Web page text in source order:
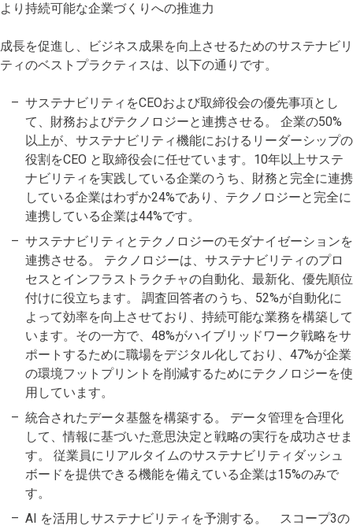
より持続可能な企業づくりへの推進力
成長を促進し、ビジネス成果を向上させるためのサステナビリ
ティのベストプラクティスは、以下の通りです。
サステナビリティをCEOおよび取締役会の優先事項とし
て、財務およびテクノロジーと連携させる。 企業の50%
以上が、サステナビリティ機能におけるリーダーシップの
役割をCEO と取締役会に任せています。10年以上サステ
ナビリティを実践している企業のうち、財務と完全に連携
している企業はわずか24%であり、テクノロジーと完全に
連携している企業は44%です。
サステナビリティとテクノロジーのモダナイゼーションを
連携させる。 テクノロジーは、サステナビリティのプロ
セスとインフラストラクチャの自動化、最新化、優先順位
付けに役立ちます。 調査回答者のうち、52%が自動化に
よって効率を向上させており、持続可能な業務を構築して
います。その一方で、48%がハイブリッドワーク戦略をサ
ポートするために職場をデジタル化しており、47%が企業
の環境フットプリントを削減するためにテクノロジーを使
用しています。
統合されたデータ基盤を構築する。 データ管理を合理化
して、情報に基づいた意思決定と戦略の実行を成功させま
す。 従業員にリアルタイムのサステナビリティダッシュ
ボードを提供できる機能を備えている企業は15%のみで
す。
AI を活用しサステナビリティを予測する。 スコープ3の